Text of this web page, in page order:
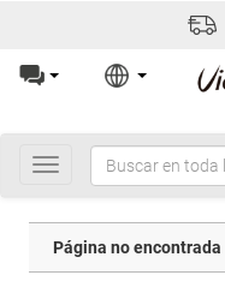
Toggle
navigation
Página no encontrada